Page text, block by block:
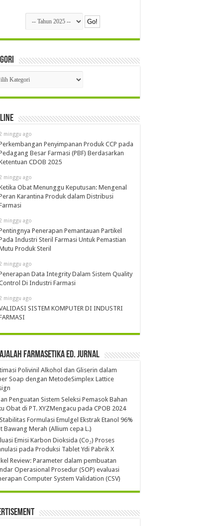
minggu ago
Penyimpanan Produk CCP pada
Besar Farmasi (PBF) Berdasarkan
CDOB 2025
minggu ago
Obat Menunggu Keputusan: Mengenal
Karantina Produk dalam Distribusi
minggu ago
Penerapan Pemantauan Partikel
Industri Steril Farmasi Untuk Pemastian
Produk Steril
minggu ago
Data Integrity Dalam Sistem Quality
Di Industri Farmasi
minggu ago
SISTEM KOMPUTER DI INDUSTRI
Farmasetika Ed. Jurnal
Polivinil Alkohol dan Gliserin dalam
Soap dengan MetodeSimplex Lattice
Penguatan Sistem Seleksi Pemasok Bahan
Obat di PT. XYZMengacu pada CPOB 2024
Formulasi Emulgel Ekstrak Etanol 96%
Bawang Merah (Allium cepa L.)
Emisi Karbon Dioksida (Co₂) Proses
pada Produksi Tablet Ydi Pabrik X
Review: Parameter dalam pembuatan
Operasional Prosedur (SOP) evaluasi
Computer System Validation (CSV)